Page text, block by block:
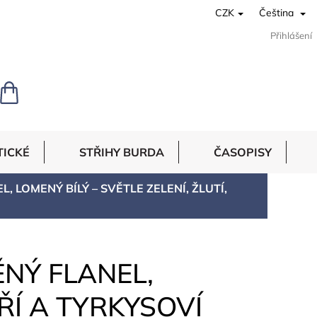
CZK Čeština
Přihlášení
NÁKUPNÍ
KOŠÍK
STŘIHY BURDA ČASOPISY
LOMENÝ BÍLÝ – SVĚTLE ZELENÍ, ŽLUTÍ,
FLANEL,
A TYRKYSOVÍ